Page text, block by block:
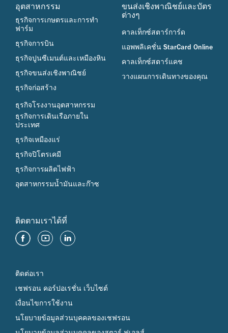
อุตสาหกรรม
ธุรกิจการเกษตรและการทำ
ฟาร์ม
ธุรกิจการบิน
ธุรกิจปูนซีเมนต์และเหมืองหิน
ธุรกิจขนส่งเชิงพาณิชย์
ธุรกิจก่อสร้าง
ธุรกิจโรงงานอุตสาหกรรม
ธุรกิจการเดินเรือภายใน
ประเทศ
ธุรกิจเหมืองแร่
ธุรกิจปิโตรเคมี
ธุรกิจการผลิตไฟฟ้า
อุตสาหกรรมน้ำมันและก๊าซ
ขนส่งเชิงพาณิชย์และบัตร
ต่างๆ
คาลเท็กซ์สตาร์การ์ด
แอพพลิเคชั่น StarCard Online
คาลเท็กซ์สตาร์แคช
วางแผนการเดินทางของคุณ
ติดตามเราได้ที่
ติดต่อเรา
เชฟรอน คอร์ปอเรชั่น เว็บไซต์
เงื่อนไขการใช้งาน
นโยบายข้อมูลส่วนบุคคลของเชฟรอน